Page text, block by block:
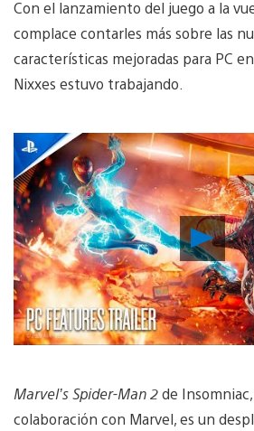
Con el lanzamiento del juego a la
complace contarles más sobre las
características mejoradas para PC
Nixxes estuvo trabajando.
Marvel’s Spider-Man 2de
colaboración con Marvel, es un